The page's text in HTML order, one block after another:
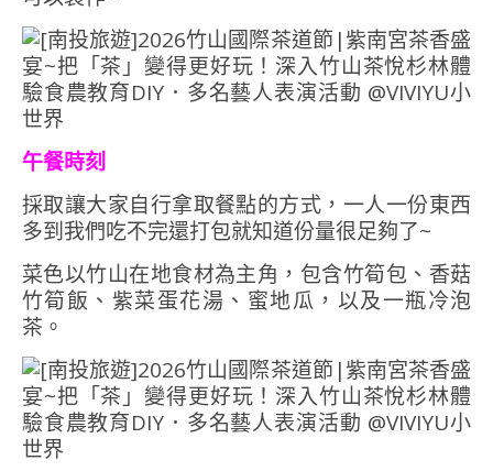
午餐時刻
採取讓大家自行拿取餐點的方式，一人一份東西
多到我們吃不完還打包就知道份量很足夠了~
菜色以竹山在地食材為主角，包含竹筍包、香菇
竹筍飯、紫菜蛋花湯、蜜地瓜，以及一瓶冷泡
茶。